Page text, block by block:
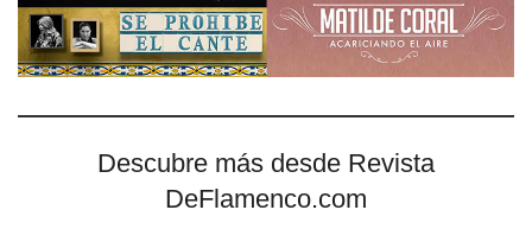
Descubre más desde Revista
DeFlamenco.com